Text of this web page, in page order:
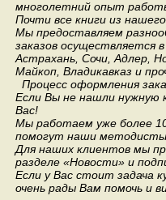
многолетний опыт
Почти все книги из
Мы предоставляем
заказов осуществляется
Астрахань, Сочи, Адлер,
Майкоп, Владикавказ и
Процесс оформления
Если Вы не нашли нужную
Вас!
Мы работаем уже более
помогут наши
Для наших клиентов мы
разделе «Новости» и
Если у Вас стоит задача
очень рады Вам помочь и